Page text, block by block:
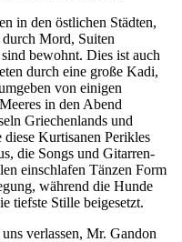
in den östlichen Städten,
durch Mord, Suiten
bewohnt. Dies ist auch
durch eine große Kadi,
von einigen
in den Abend
Griechenlands und
Kurtisanen Perikles
die Songs und Gitarren-
einschlafen Tänzen Form
während die Hunde
tiefste Stille beigesetzt.
verlassen, Mr. Gandon